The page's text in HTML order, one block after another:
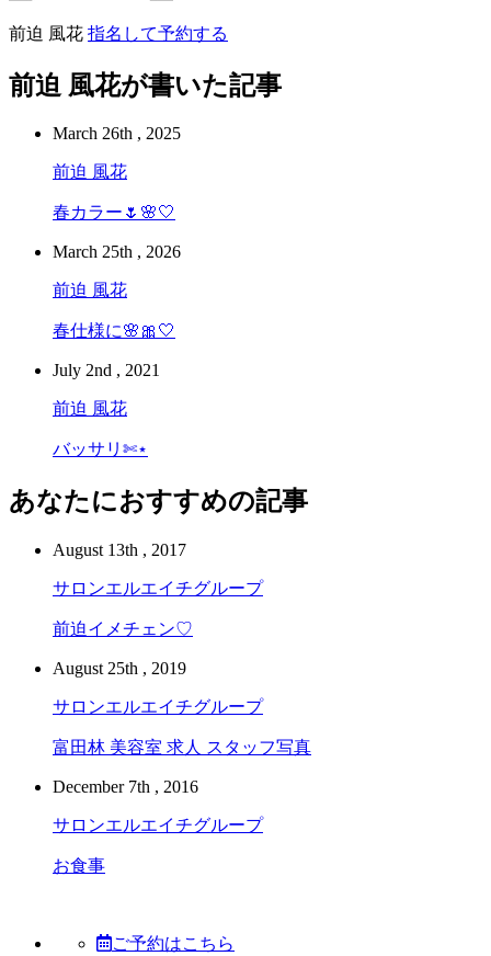
前迫 風花 指名して予約する
前迫 風花が書いた記事
March 26th , 2025
前迫 風花
春カラー🌷🌸‎🤍
March 25th , 2026
前迫 風花
春仕様に🌸🎀‎🤍
July 2nd , 2021
前迫 風花
バッサリ‪✄ ⋆
あなたにおすすめの記事
August 13th , 2017
サロンエルエイチグループ
前迫イメチェン♡
August 25th , 2019
サロンエルエイチグループ
富田林 美容室 求人 スタッフ写真
December 7th , 2016
サロンエルエイチグループ
お食事
ご予約はこちら